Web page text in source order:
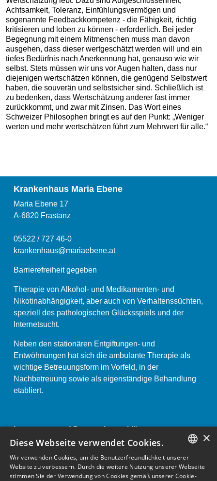
Achtsamkeit, Toleranz, Einfühlungsvermögen und
sogenannte Feedbackkompetenz - die Fähigkeit, richtig
kritisieren und loben zu können - erforderlich. Bei jeder
Begegnung mit einem Mitmenschen muss man davon
ausgehen, dass dieser wertgeschätzt werden will und ein
tiefes Bedürfnis nach Anerkennung hat, genauso wie wir
selbst. Stets müssen wir uns vor Augen halten, dass nur
diejenigen wertschätzen können, die genügend Selbstwert
haben, die souverän und selbstsicher sind. Schließlich ist
zu bedenken, dass Wertschätzung anderer fast immer
zurückkommt, und zwar mit Zinsen. Das Wort eines
Schweizer Philosophen bringt es auf den Punkt: „Weniger
werten und mehr wertschätzen führt zum Mehrwert für alle.“
Krankenhaus Maria Ebene
Maria Ebene 17
A-6820 Frastanz
05522 / 727 46-0
krankenhaus@mariaebene.at
Barrierefreiheit gegeben
Therapie von Alkohol- und Medikamenten- und
Nikotinabhängigkeit, aber auch von Verhaltenssüchten,
speziell des pathologischen Glücksspiels und der
Internetsucht.
Neben den stationären Entgiftungen- und
Entwöhnungen hat sich die ambulante Therapie als
wichtige Betreuungsform im Vorfeld, in der
Nachbetreuung sowie als eigenständige Behandlung
etabliert.
Impressum und Datenschutzerklärung «
Anstaltsordnung «
GERMAN
×
Diese Webseite verwendet Cookies.
Wir verwenden Cookies, um die Benutzerfreundlichkeit unserer
Website zu verbessern. Durch die weitere Nutzung unserer Webseite
stimmen Sie der Verwendung von Cookies gemäß unserer Cookie-